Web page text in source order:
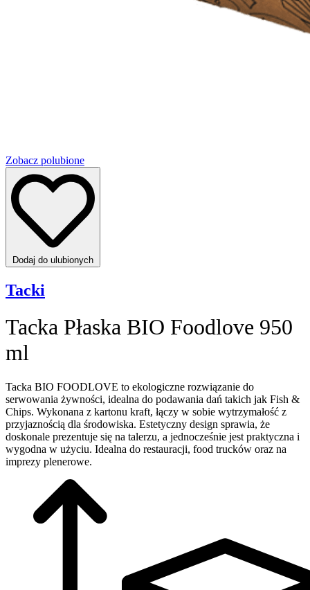
Zobacz polubione
Dodaj do ulubionych
Tacki
Tacka Płaska BIO Foodlove 950
ml
Tacka BIO FOODLOVE to ekologiczne rozwiązanie do
serwowania żywności, idealna do podawania dań takich jak Fish &
Chips. Wykonana z kartonu kraft, łączy w sobie wytrzymałość z
przyjaznością dla środowiska. Estetyczny design sprawia, że
doskonale prezentuje się na talerzu, a jednocześnie jest praktyczna i
wygodna w użyciu. Idealna do restauracji, food trucków oraz na
imprezy plenerowe.